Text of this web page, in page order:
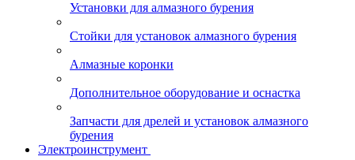
Установки для алмазного бурения
Стойки для установок алмазного бурения
Алмазные коронки
Дополнительное оборудование и оснастка
Запчасти для дрелей и установок алмазного
бурения
Электроинструмент